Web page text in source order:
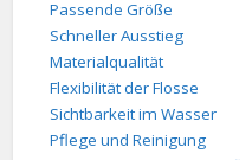
Passende Größe
Schneller Ausstieg
Materialqualität
Flexibilität der Flosse
Sichtbarkeit im Wasser
Pflege und Reinigung